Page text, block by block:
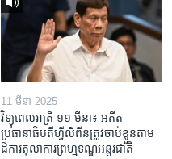
11 មីនា 2025
វិទ្យុពេលរាត្រី ១១ មីនា៖ អតីត​
ប្រធានាធិបតីហ្វីលីពីន​ត្រូវ​ចាប់ខ្លួនតាម
ដីការ​តុលាការ​ព្រហ្មទណ្ឌ​អន្តរជាតិ